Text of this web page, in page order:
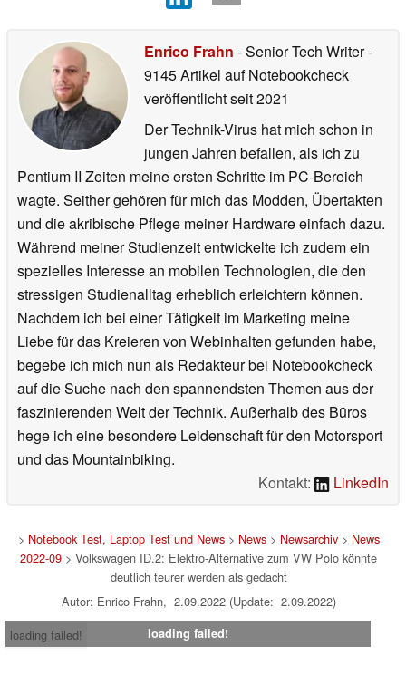
Enrico Frahn - Senior Tech Writer-
9145 Artikel auf Notebookcheck
veröffentlichtseit 2021
Der Technik-Virus hat mich schon in
jungen Jahren befallen, als ich zu
Pentium II Zeiten meine ersten Schritte im PC-Bereich
wagte. Seither gehören für mich das Modden, Übertakten
und die akribische Pflege meiner Hardware einfach dazu.
Während meiner Studienzeit entwickelte ich zudem ein
spezielles Interesse an mobilen Technologien, die den
stressigen Studienalltag erheblich erleichtern können.
Nachdem ich bei einer Tätigkeit im Marketing meine
Liebe für das Kreieren von Webinhalten gefunden habe,
begebe ich mich nun als Redakteur bei Notebookcheck
auf die Suche nach den spannendsten Themen aus der
faszinierenden Welt der Technik. Außerhalb des Büros
hege ich eine besondere Leidenschaft für den Motorsport
und das Mountainbiking.
Kontakt:
LinkedIn
> Notebook Test, Laptop Test und News> News> Newsarchiv> News
2022-09 > Volkswagen ID.2: Elektro-Alternative zum VW Polo könnte
deutlich teurer werden als gedacht
Autor: Enrico Frahn, 2.09.2022 (Update: 2.09.2022)
loading failed!
loading failed!